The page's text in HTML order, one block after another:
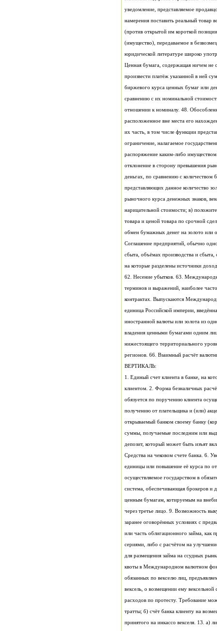
регионов. 66. Взаимный расчёт
ВЕРТИКАЛЬ: